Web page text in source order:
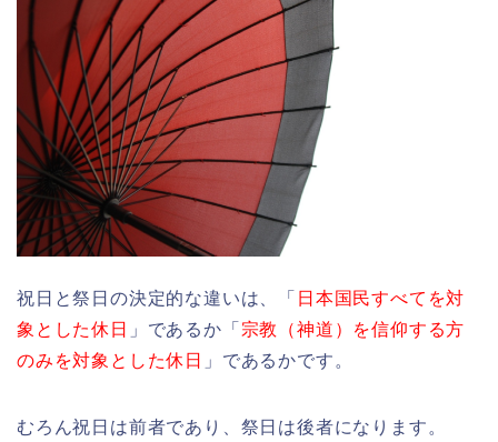
祝日と祭日の決定的な違いは、「 日本国民すべてを対
象とした休日
」であるか「 宗教（神道）を信仰する方
のみを対象とした休日
」であるかです。
むろん祝日は前者であり、祭日は後者になります。